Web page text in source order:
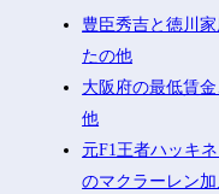
豊臣秀吉と徳川
たの他
大阪府の最低賃
他
元F1王者ハッキ
のマクラーレン